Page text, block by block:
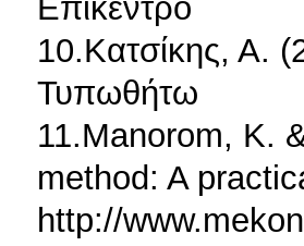
Επίκεντρο
10.Κατσίκης, Α.
Τυπωθήτω
11.Manorom, Κ.
method: A
http://